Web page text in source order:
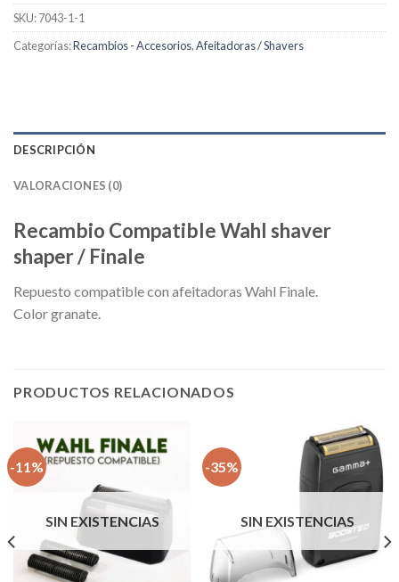
SKU:7043-1-1
Categorías:Recambios - Accesorios,Afeitadoras / Shavers
DESCRIPCIÓN
VALORACIONES (0)
Recambio Compatible Wahl shaver
shaper / Finale
Repuesto compatible con afeitadoras Wahl Finale.
Color granate.
PRODUCTOS RELACIONADOS
-11%
SIN EXISTENCIAS
-35%
SIN EXISTENCIAS